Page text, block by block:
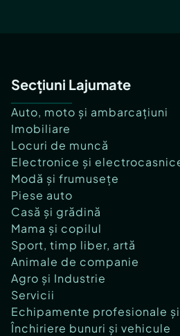
Secțiuni Lajumate
Auto, moto și ambarcațiuni
Imobiliare
Locuri de muncă
Electronice și
Modă și frumusețe
Piese auto
Casă și grădină
Mama și copilul
Sport, timp liber, artă
Animale de companie
Agro și Industrie
Servicii
Echipamente profesionale
Închiriere bunuri și vehicule